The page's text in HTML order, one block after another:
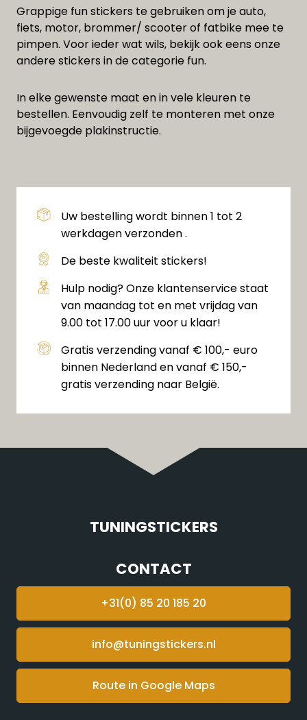
Grappige fun stickers te gebruiken om je auto,
fiets, motor, brommer/ scooter of fatbike mee te
pimpen. Voor ieder wat wils, bekijk ook eens onze
andere stickers in de categorie fun.
In elke gewenste maat en in vele kleuren te
bestellen. Eenvoudig zelf te monteren met onze
bijgevoegde plakinstructie.
Uw bestelling wordt binnen 1 tot 2
werkdagen verzonden .
De beste kwaliteit stickers!
Hulp nodig? Onze klantenservice staat
van maandag tot en met vrijdag van
9.00 tot 17.00 uur voor u klaar!
Gratis verzending vanaf € 100,- euro
binnen Nederland en vanaf € 150,-
gratis verzending naar België.
TUNINGSTICKERS
CONTACT
+31(0) 85 20 185 20
info@tuningstickers.nl
Route in Google Maps